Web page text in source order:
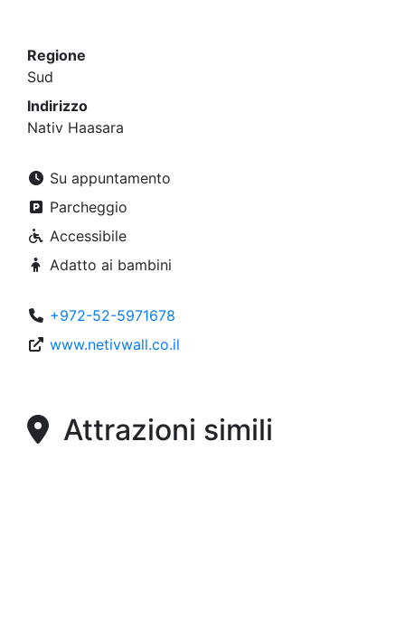
Regione
Sud
Indirizzo
Nativ Haasara
Su appuntamento
Parcheggio
Accessibile
Adatto ai bambini
+972-52-5971678
www.netivwall.co.il
Attrazioni simili